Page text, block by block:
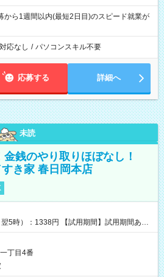
から1週間以内(最短2日目)のスピード就業が
応なし / パソコンスキル不要
応募する 詳細へ
未読
銭のやり取りほぼなし！
き家 春日岡本店
円 【試用期間】試用期間あり
ヶ月 雇用形態、給与は本採用時と同じです。
日（※条件変更なし）ですが、切り上げで
だきます。 研修制度あり：15時間(研修中も
丁目4番